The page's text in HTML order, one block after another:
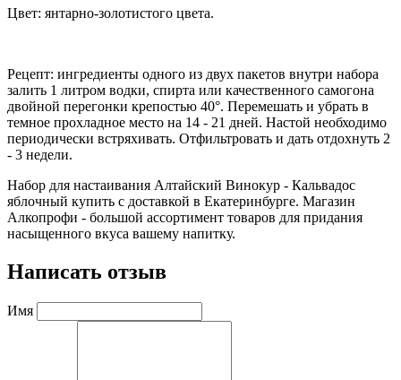
Цвет: янтарно-золотистого цвета.
Рецепт: ингредиенты одного из двух пакетов внутри набора
залить 1 литром водки, спирта или качественного самогона
двойной перегонки крепостью 40°. Перемешать и убрать в
темное прохладное место на 14 - 21 дней. Настой необходимо
периодически встряхивать. Отфильтровать и дать отдохнуть 2
- 3 недели.
Набор для настаивания Алтайский Винокур - Кальвадос
яблочный купить с доставкой в Екатеринбурге. Магазин
Алкопрофи - большой ассортимент товаров для придания
насыщенного вкуса вашему напитку.
Написать отзыв
Имя